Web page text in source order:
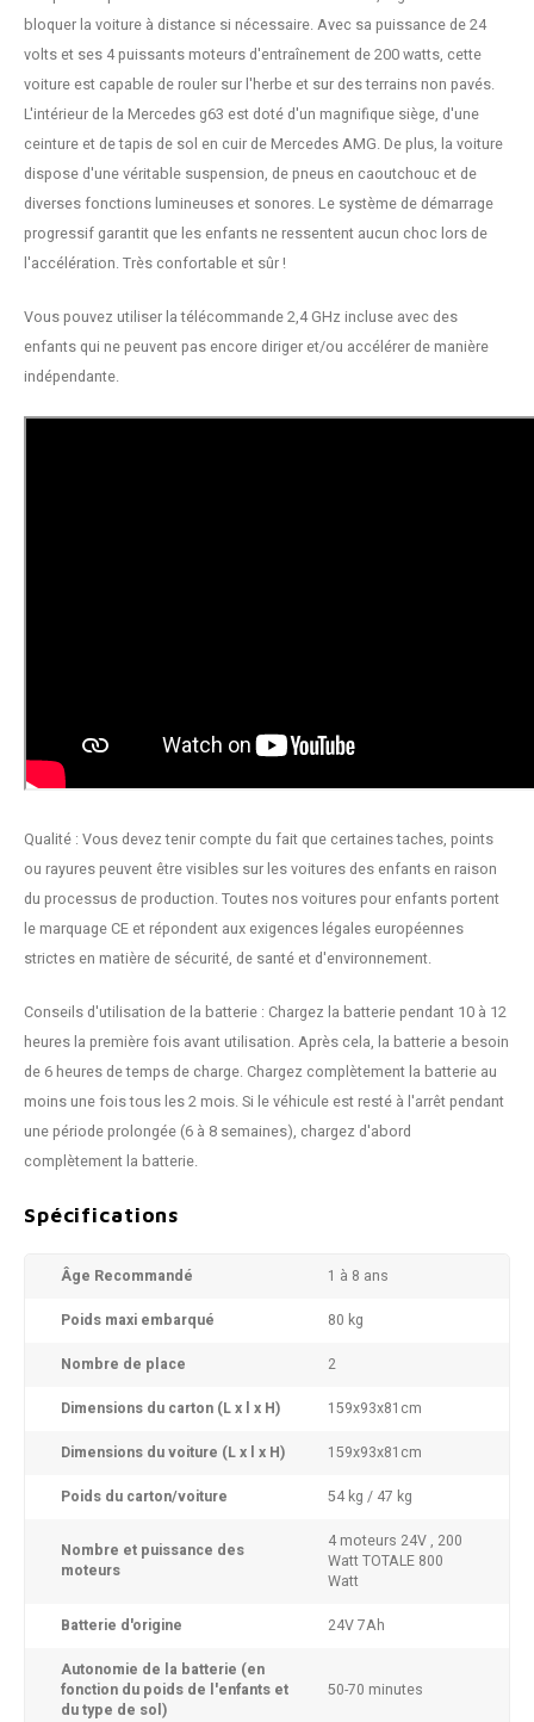
bloquer la voiture à distance si nécessaire. Avec sa puissance de 24
volts et ses 4 puissants moteurs d'entraînement de 200 watts, cette
voiture est capable de rouler sur l'herbe et sur des terrains non pavés.
L'intérieur de la Mercedes g63 est doté d'un magnifique siège, d'une
ceinture et de tapis de sol en cuir de Mercedes AMG. De plus, la voiture
dispose d'une véritable suspension, de pneus en caoutchouc et de
diverses fonctions lumineuses et sonores. Le système de démarrage
progressif garantit que les enfants ne ressentent aucun choc lors de
l'accélération. Très confortable et sûr !
Vous pouvez utiliser la télécommande 2,4 GHz incluse avec des
enfants qui ne peuvent pas encore diriger et/ou accélérer de manière
indépendante.
Qualité : Vous devez tenir compte du fait que certaines taches, points
ou rayures peuvent être visibles sur les voitures des enfants en raison
du processus de production. Toutes nos voitures pour enfants portent
le marquage CE et répondent aux exigences légales européennes
strictes en matière de sécurité, de santé et d'environnement.
Conseils d'utilisation de la batterie : Chargez la batterie pendant 10 à 12
heures la première fois avant utilisation. Après cela, la batterie a besoin
de 6 heures de temps de charge. Chargez complètement la batterie au
moins une fois tous les 2 mois. Si le véhicule est resté à l'arrêt pendant
une période prolongée (6 à 8 semaines), chargez d'abord
complètement la batterie.
Spécifications
Âge Recommandé 1 à 8 ans
Poids maxi embarqué 80 kg
Nombre de place 2
Dimensions du carton (L x l x H) 159x93x81cm
Dimensions du voiture (L x l x H) 159x93x81cm
Poids du carton/voiture 54 kg / 47 kg
Nombre et puissance des
moteurs
4 moteurs 24V , 200
Watt TOTALE 800
Watt
Batterie d'origine 24V 7Ah
Autonomie de la batterie (en
fonction du poids de l'enfants et
du type de sol)
50-70 minutes